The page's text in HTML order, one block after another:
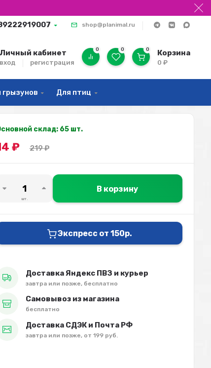
shop@planimal.ru
Личный кабинет
вход регистрация
0 0 0 Корзина
0₽
грызунов Для птиц
склад: 65 шт.
₽ 219₽
шт.
В корзину
Экспресс от 150р.
Доставка Яндекс ПВЗ и курьер
завтра или позже, бесплатно
Самовывоз из магазина
бесплатно
Доставка СДЭК и Почта РФ
завтра или позже, от 199 руб.